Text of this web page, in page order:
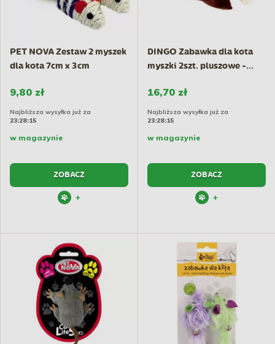
PET NOVA Zestaw 2 myszek
dla kota 7cm x 3cm
9,80 zł
Najbliższa wysyłka już za
23:28:14
w magazynie
ZOBACZ
+
DINGO Zabawka dla kota
myszki 2szt. pluszowe -...
16,70 zł
Najbliższa wysyłka już za
23:28:14
w magazynie
ZOBACZ
+